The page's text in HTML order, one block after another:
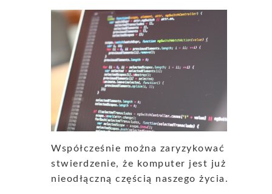
Współcześnie można zaryzykować
stwierdzenie, że komputer jest już
nieodłączną częścią naszego życia.